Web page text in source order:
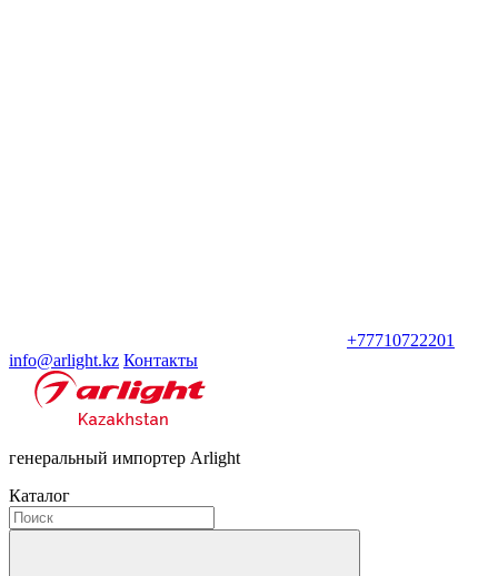
+77710722201
info@arlight.kz Контакты
генеральный импортер Arlight
Каталог